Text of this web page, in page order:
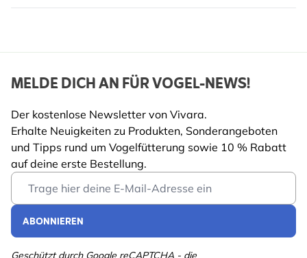
MELDE DICH AN FÜR VOGEL-NEWS!
Der kostenlose Newsletter von Vivara.
Erhalte Neuigkeiten zu Produkten, Sonderangeboten
und Tipps rund um Vogelfütterung sowie 10 % Rabatt
auf deine erste Bestellung.
Email Address
ABONNIEREN
Geschützt durch Google reCAPTCHA - die